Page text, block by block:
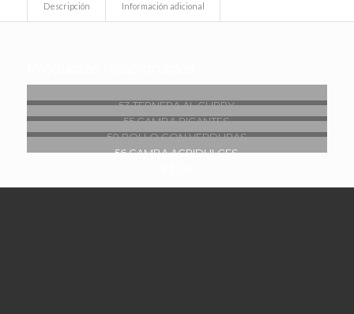
Descripción Información adicional
53.TERNERA AL CURRY
€7.50
55.GAMBA PICANTES
€7.50
50.POLLO CON VERDURAS
€6.90
56.GAMBA AGRIDULCES